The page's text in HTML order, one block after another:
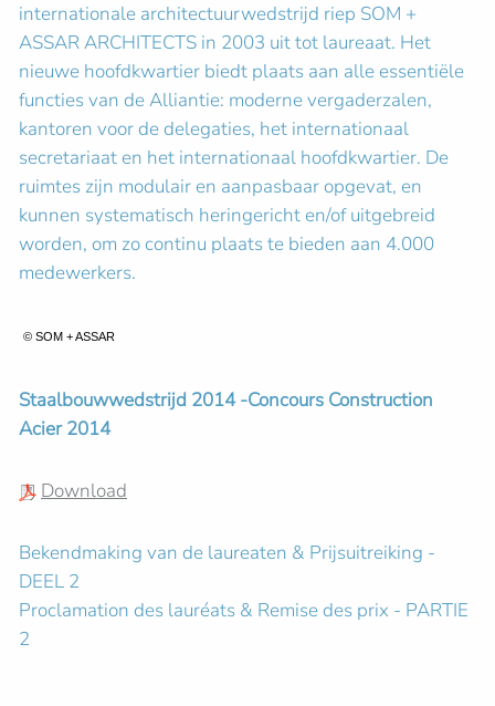
internationale architectuurwedstrijd riep SOM +
ASSAR ARCHITECTS in 2003 uit tot laureaat. Het
nieuwe hoofdkwartier biedt plaats aan alle essentiële
functies van de Alliantie: moderne vergaderzalen,
kantoren voor de delegaties, het internationaal
secretariaat en het internationaal hoofdkwartier. De
ruimtes zijn modulair en aanpasbaar opgevat, en
kunnen systematisch heringericht en/of uitgebreid
worden, om zo continu plaats te bieden aan 4.000
medewerkers.
© SOM + ASSAR
Staalbouwwedstrijd 2014 -Concours Construction
Acier 2014
Download
Bekendmaking van de laureaten & Prijsuitreiking -
DEEL 2
Proclamation des lauréats & Remise des prix - PARTIE
2